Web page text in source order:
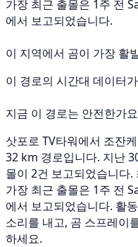
가장 최근 출몰은 1주 전
에서 보고되었습니다.
이 지역에서 곰이 가장 활
이 경로의 시간대 데이터
지금 이 경로는 안전한가
삿포로 TV타워에서 조잔
32 km 경로입니다. 지난
몰이 2건 보고되었습니다
가장 최근 출몰은 1주 전
에서 보고되었습니다. 활
소리를 내고, 곰 스프레이
하세요.